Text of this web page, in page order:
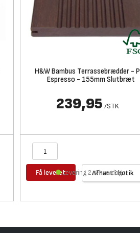
H&W Bambus Terrassebrædder -
Espresso - 155mm Slutbræt
239,95 /STK
Få leveret Afhent i butik
Levering 2-4 hverdage